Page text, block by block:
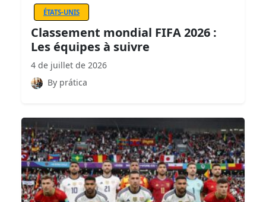
ÉTATS-UNIS
Classement mondial FIFA 2026 :
Les équipes à suivre
4 de juillet de 2026
By prática